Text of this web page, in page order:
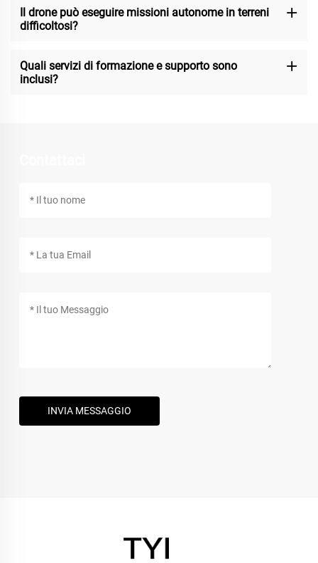
Il drone può eseguire missioni autonome in terreni
difficoltosi?
Quali servizi di formazione e supporto sono
inclusi?
INVIA MESSAGGIO